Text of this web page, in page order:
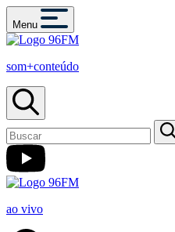
Menu
som+conteúdo
ao vivo